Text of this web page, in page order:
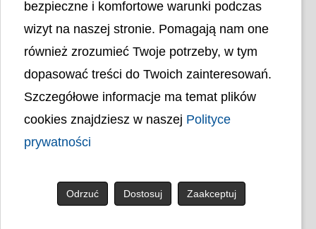
Liczba odwiedzin
Polityka prywatności
Mapa strony
Ochrona Danych Osobowych
Deklaracja Dostępności
© uck.katowice.pl.
bezpieczne i komfortowe warunki podczas
wizyt na naszej stronie. Pomagają nam one
również zrozumieć Twoje potrzeby, w tym
dopasować treści do Twoich zainteresowań.
Szczegółowe informacje ma temat plików
cookies znajdziesz w naszej Polityce
prywatności
Odrzuć Dostosuj Zaakceptuj